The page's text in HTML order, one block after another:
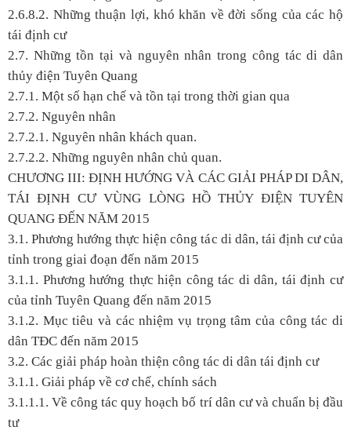
2.6.8.2. Những thuận lợi, khó khăn về đời sống của các hộ
tái định cư
2.7. Những tồn tại và nguyên nhân trong công tác di dân
thủy điện Tuyên Quang
2.7.1. Một số hạn chế và tồn tại trong thời gian qua
2.7.2. Nguyên nhân
2.7.2.1. Nguyên nhân khách quan.
2.7.2.2. Những nguyên nhân chủ quan.
CHƯƠNG III: ĐỊNH HƯỚNG VÀ CÁC GIẢI PHÁP DI DÂN,
TÁI ĐỊNH CƯ VÙNG LÒNG HỒ THỦY ĐIỆN TUYÊN
QUANG ĐẾN NĂM 2015
3.1. Phương hướng thực hiện công tác di dân, tái định cư của
tỉnh trong giai đoạn đến năm 2015
3.1.1. Phương hướng thực hiện công tác di dân, tái định cư
của tỉnh Tuyên Quang đến năm 2015
3.1.2. Mục tiêu và các nhiệm vụ trọng tâm của công tác di
dân TĐC đến năm 2015
3.2. Các giải pháp hoàn thiện công tác di dân tái định cư
3.1.1. Giải pháp về cơ chế, chính sách
3.1.1.1. Về công tác quy hoạch bố trí dân cư và chuẩn bị đầu
tư